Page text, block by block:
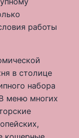
работы
в столице
набора
меню многих